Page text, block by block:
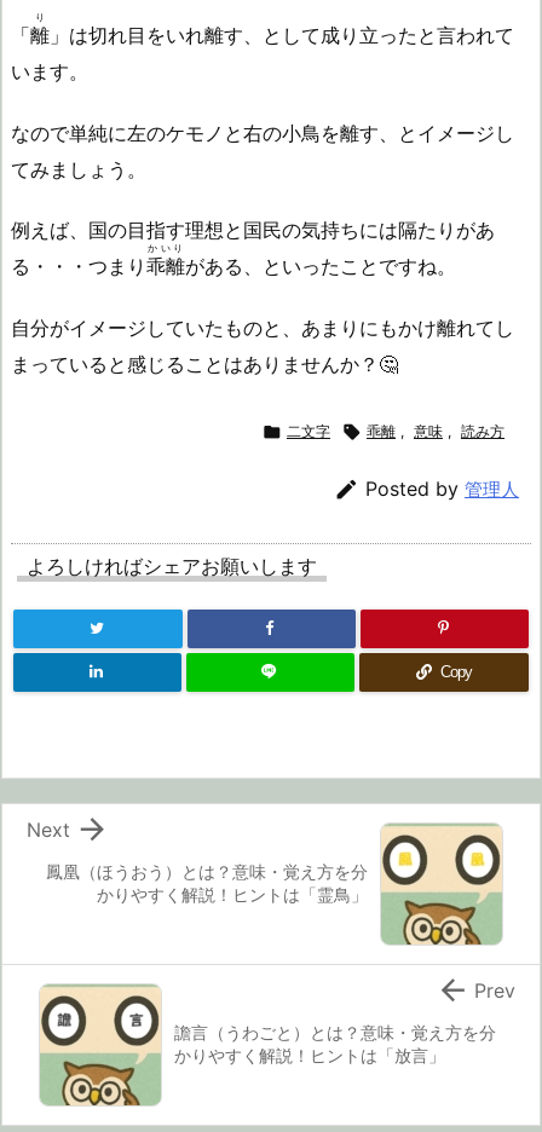
「離
り
」は切れ目をいれ離す、として成り立ったと言われて
います。
なので単純に左のケモノと右の小鳥を離す、とイメージし
てみましょう。
例えば、国の目指す理想と国民の気持ちには隔たりがあ
る・・・つまり 乖離
かいり
がある、といったことですね。
自分がイメージしていたものと、あまりにもかけ離れてし
まっていると感じることはありませんか？🤔
 二文字  乖離 , 意味 , 読み方
 Posted by 管理人
よろしければシェアお願いします
Copy
鳳凰（ほうおう）とは？意味・覚え方を分
かりやすく解説！ヒントは「霊鳥」

Next
譫言（うわごと）とは？意味・覚え方を分
かりやすく解説！ヒントは「放言」
 Prev